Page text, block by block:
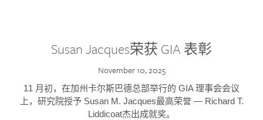
Susan Jacques荣获 GIA 表彰
November 10, 2025
11 月初，在加州卡尔斯巴德总部举行的 GIA 理事会会议
上，研究院授予 Susan M. Jacques最高荣誉 — Richard T.
Liddicoat杰出成就奖。